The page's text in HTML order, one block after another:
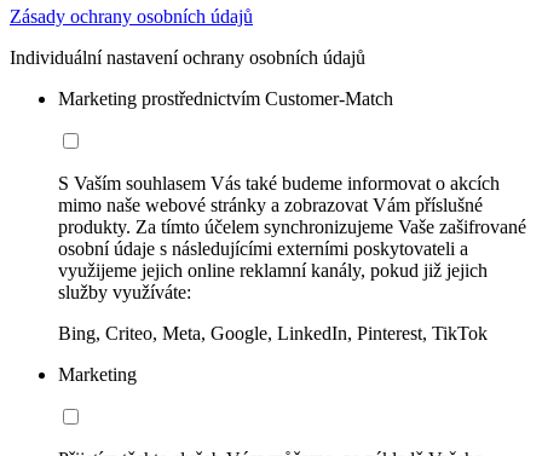
Zásady ochrany osobních údajů
Individuální nastavení ochrany osobních údajů
Marketing prostřednictvím Customer-Match
S Vaším souhlasem Vás také budeme informovat o akcích
mimo naše webové stránky a zobrazovat Vám příslušné
produkty. Za tímto účelem synchronizujeme Vaše zašifrované
osobní údaje s následujícími externími poskytovateli a
využijeme jejich online reklamní kanály, pokud již jejich
služby využíváte:
Bing, Criteo, Meta, Google, LinkedIn, Pinterest, TikTok
Marketing